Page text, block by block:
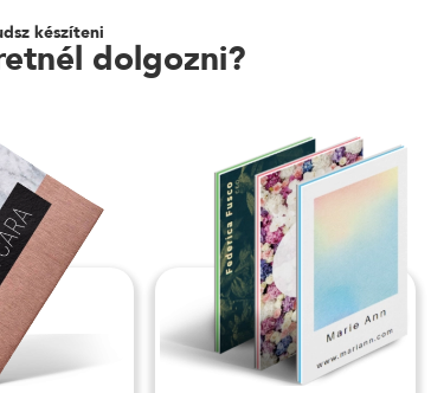
készíteni
dolgozni?